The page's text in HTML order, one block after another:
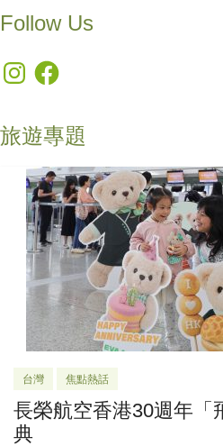
Follow Us
InstagramFacebook
旅遊專題
台灣 焦點熱話
長榮航空香港30週年「
典